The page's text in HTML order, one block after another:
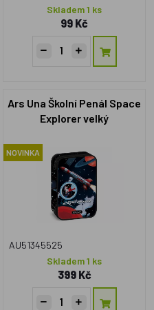
Skladem 1 ks
99 Kč
Ars Una Školní Penál Space
Explorer velký
NOVINKA
AU51345525
Skladem 1 ks
399 Kč